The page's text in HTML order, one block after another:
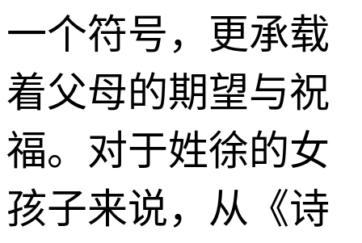
一个符号，更承载
着父母的期望与祝
福。对于姓徐的女
孩子来说，从《诗